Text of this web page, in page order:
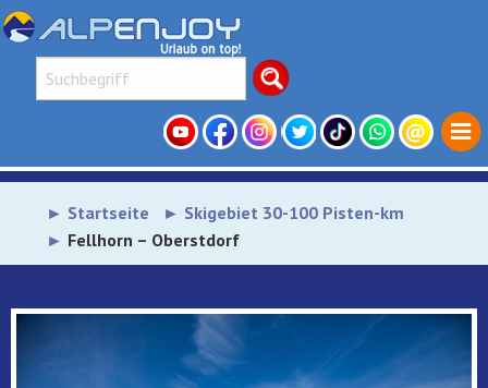
Startseite
Skigebiet 30-100 Pisten-km
Fellhorn – Oberstdorf